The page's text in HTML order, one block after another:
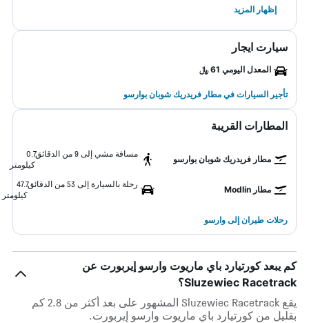
إظهار المزيد
سيارت ايجار
المعدل اليومي 61 ﷼
تأجير السيارات في مطار فريدريك شوبان بوارسو
المطارات القريبة
مطار فريدريك شوبان بوارسو
مسافة مشي إلى 9 من الدقائق
0.7
كيلومتر
مطار Modlin
رحلة بالسيارة إلى 53 من الدقائق
47.7
كيلومتر
رحلات طيران إلى وارسو
كم يبعد كورتيارد باي ماريوت وارسو إيربورت عن
Sluzewiec Racetrack؟
يقع Sluzewiec Racetrack المشهور على بعد أكثر من 2.8 كم
بقليل من كورتيارد باي ماريوت وارسو إيربورت.